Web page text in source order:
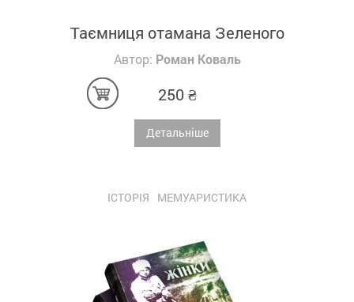
Таємниця отамана Зеленого
Автор: Роман Коваль
250 ₴
Детальніше
ІСТОРІЯ МЕМУАРИСТИКА